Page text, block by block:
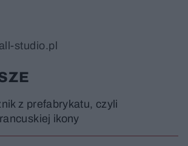
studio.pl
z prefabrykatu, czyli
ikony